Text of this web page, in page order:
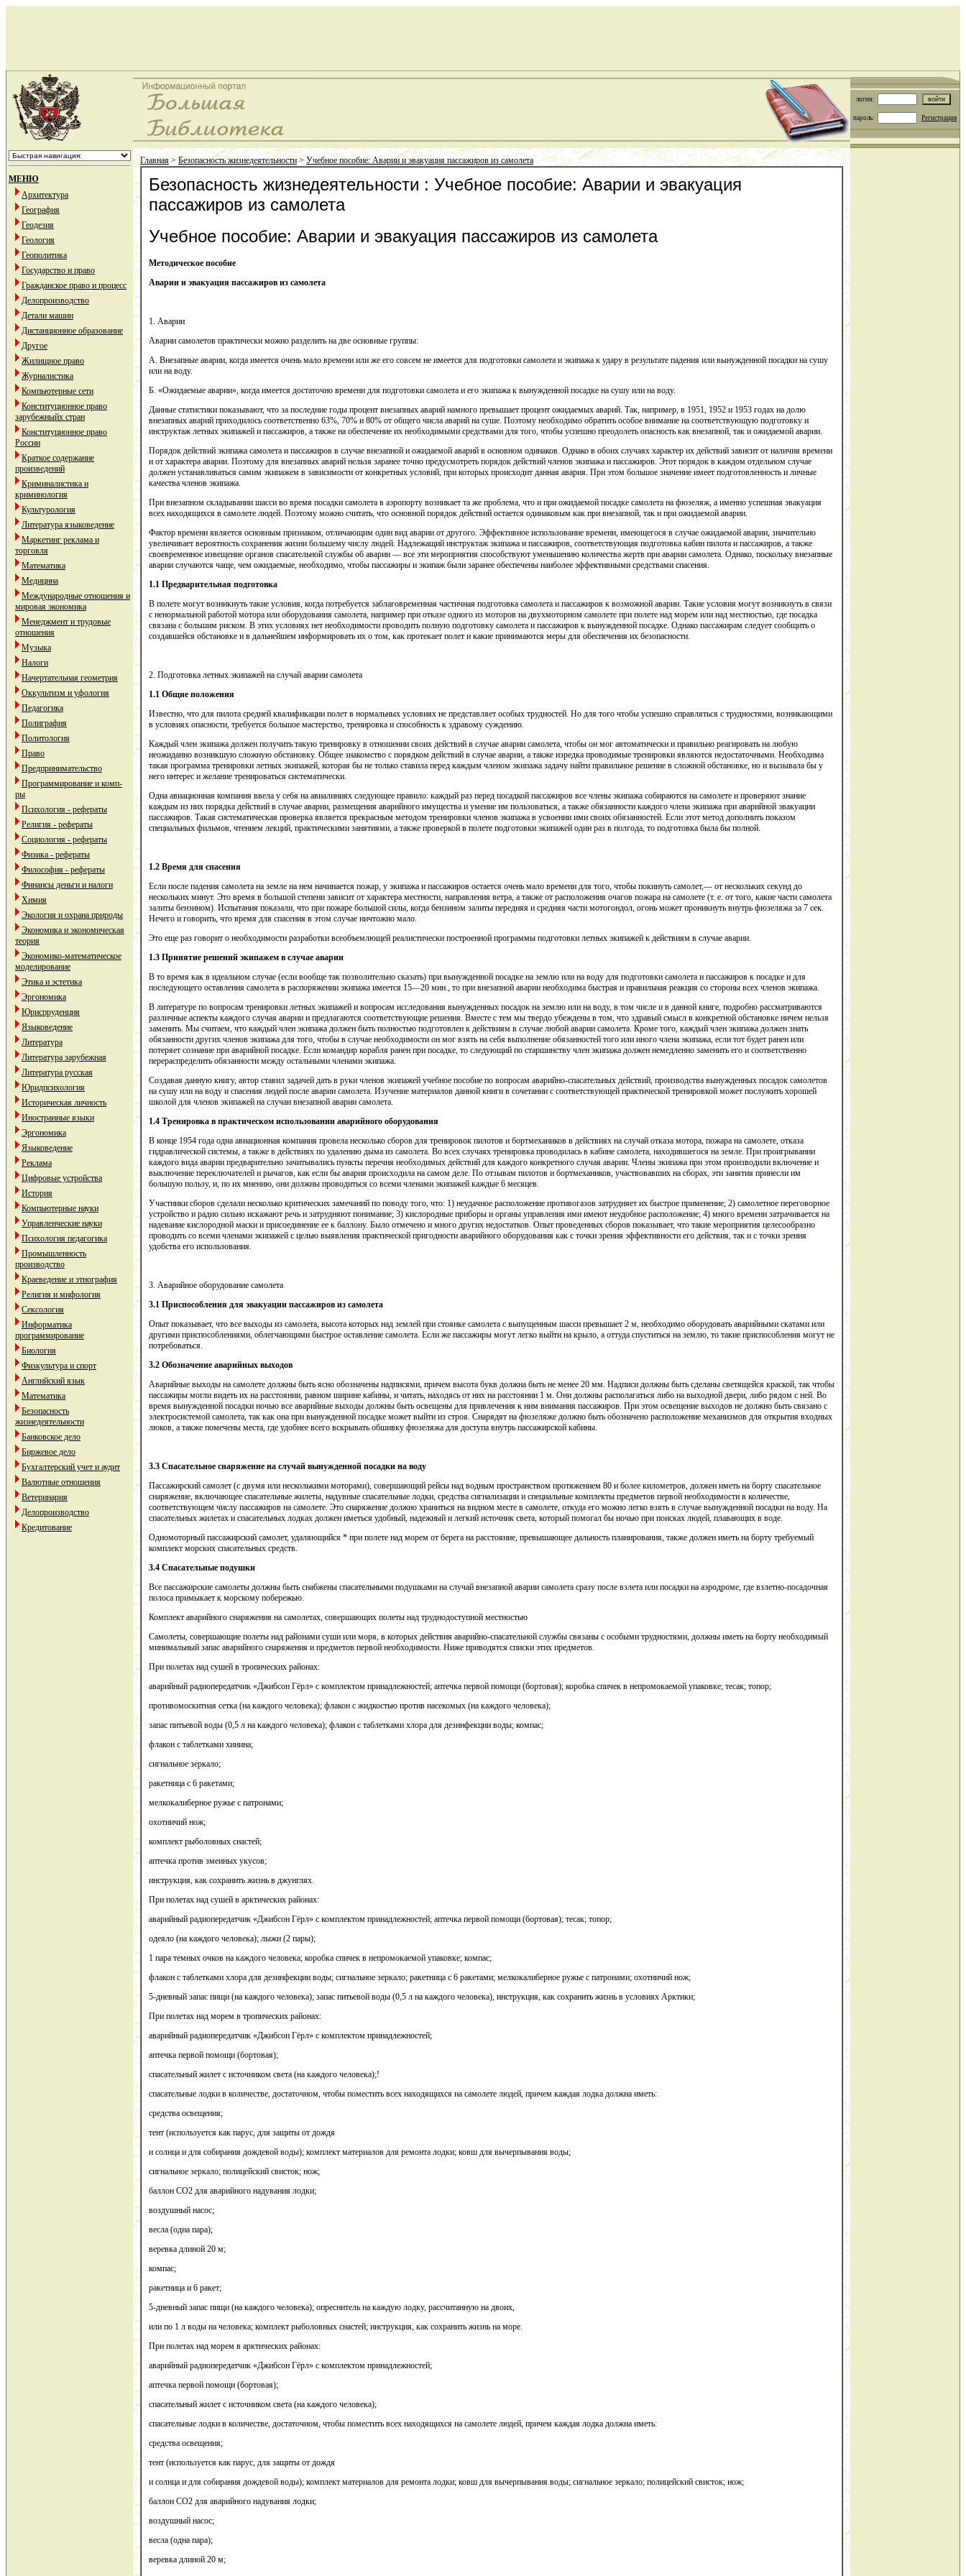
логин:
пароль: Регистрация
МЕНЮ
Архитектура
География
Геодезия
Геология
Геополитика
Государство и право
Гражданское право и процесс
Делопроизводство
Детали машин
Дистанционное образование
Другое
Жилищное право
Журналистика
Компьютерные сети
Конституционное право
зарубежныйх стран
Конституционное право
России
Краткое содержание
произведений
Криминалистика и
криминология
Культурология
Литература языковедение
Маркетинг реклама и
торговля
Математика
Медицина
Международные отношения и
мировая экономика
Менеджмент и трудовые
отношения
Музыка
Налоги
Начертательная геометрия
Оккультизм и уфология
Педагогика
Полиграфия
Политология
Право
Предпринимательство
Программирование и комп-
ры
Психология - рефераты
Религия - рефераты
Социология - рефераты
Физика - рефераты
Философия - рефераты
Финансы деньги и налоги
Химия
Экология и охрана природы
Экономика и экономическая
теория
Экономико-математическое
моделирование
Этика и эстетика
Эргономика
Юриспруденция
Языковедение
Литература
Литература зарубежная
Литература русская
Юридпсихология
Историческая личность
Иностранные языки
Эргономика
Языковедение
Реклама
Цифровые устройства
История
Компьютерные науки
Управленческие науки
Психология педагогика
Промышленность
производство
Краеведение и этнография
Религия и мифология
Сексология
Информатика
программирование
Биология
Физкультура и спорт
Английский язык
Математика
Безопасность
жизнедеятельности
Банковское дело
Биржевое дело
Бухгалтерский учет и аудит
Валютные отношения
Ветеринария
Делопроизводство
Кредитование
Главная>Безопасность жизнедеятельности>Учебное пособие: Аварии и эвакуация пассажиров из самолета
Безопасность жизнедеятельности : Учебное пособие: Аварии и эвакуация
пассажиров из самолета
Учебное пособие: Аварии и эвакуация пассажиров из самолета
Методическое пособие
Аварии и эвакуация пассажиров из самолета
1. Аварии
Аварии самолетов практически можно разделить на две основные группы:
А. Внезапные аварии, когда имеется очень мало времени или же его совсем не имеется для подготовки самолета и экипажа к удару в результате падения или вынужденной посадки на сушу
или на воду.
Б. «Ожидаемые аварии», когда имеется достаточно времени для подготовки самолета и его экипажа к вынужденной посадке на сушу или на воду.
Данные статистики показывают, что за последние годы процент внезапных аварий намного превышает процент ожидаемых аварий. Так, например, в 1951, 1952 и 1953 годах на долю
внезапных аварий приходилось соответственно 63%, 70% и 80% от общего числа аварий на суше. Поэтому необходимо обратить особое внимание на соответствующую подготовку и
инструктаж летных экипажей и пассажиров, а также на обеспечение их необходимыми средствами для того, чтобы успешно преодолеть опасность как внезапной, так и ожидаемой аварии.
Порядок действий экипажа самолета и пассажиров в случае внезапной и ожидаемой аварий в основном одинаков. Однако в обоих случаях характер их действий зависит от наличия времени
и от характера аварии. Поэтому для внезапных аварий нельзя заранее точно предусмотреть порядок действий членов экипажа и пассажиров. Этот порядок в каждом отдельном случае
должен устанавливаться самим экипажем в зависимости от конкретных условий, при которых происходит данная авария. При этом большое значение имеет подготовленность и личные
качества членов экипажа.
При внезапном складывании шасси во время посадки самолета в аэропорту возникает та же проблема, что и при ожидаемой посадке самолета на фюзеляж, а именно успешная эвакуация
всех находящихся в самолете людей. Поэтому можно считать, что основной порядок действий остается одинаковым как при внезапной, так и при ожидаемой аварии.
Фактор времени является основным признаком, отличающим один вид аварии от другого. Эффективное использование времени, имеющегося в случае ожидаемой аварии, значительно
увеличивает вероятность сохранения жизни большему числу людей. Надлежащий инструктаж экипажа и пассажиров, соответствующая подготовка кабин пилота и пассажиров, а также
своевременное извещение органов спасательной службы об аварии — все эти мероприятия способствуют уменьшению количества жертв при аварии самолета. Однако, поскольку внезапные
аварии случаются чаще, чем ожидаемые, необходимо, чтобы пассажиры и экипаж были заранее обеспечены наиболее эффективными средствами спасения.
1.1 Предварительная подготовка
В полете могут возникнуть такие условия, когда потребуется заблаговременная частичная подготовка самолета и пассажиров к возможной аварии. Такие условия могут возникнуть в связи
с ненормальной работой мотора или оборудования самолета, например при отказе одного из моторов на двухмоторном самолете при полете над морем или над местностью, где посадка
связана с большим риском. В этих условиях нет необходимости проводить полную подготовку самолета и пассажиров к вынужденной посадке. Однако пассажирам следует сообщить о
создавшейся обстановке и в дальнейшем информировать их о том, как протекает полет и какие принимаются меры для обеспечения их безопасности.
2. Подготовка летных экипажей на случай аварии самолета
1.1 Общие положения
Известно, что для пилота средней квалификации полет в нормальных условиях не представляет особых трудностей. Но для того чтобы успешно справляться с трудностями, возникающими
в условиях опасности, требуется большое мастерство, тренировка и способность к здравому суждению.
Каждый член экипажа должен получить такую тренировку в отношении своих действий в случае аварии самолета, чтобы он мог автоматически и правильно реагировать на любую
неожиданно возникшую сложную обстановку. Общее знакомство с порядком действий в случае аварии, а также изредка проводимые тренировки являются недостаточными. Необходима
такая программа тренировки летных экипажей, которая бы не только ставила перед каждым членом экипажа задачу найти правильное решение в сложной обстановке, но и вызывала бы у
него интерес и желание тренироваться систематически.
Одна авиационная компания ввела у себя на авиалиниях следующее правило: каждый раз перед посадкой пассажиров все члены экипажа собираются на самолете и проверяют знание
каждым из них порядка действий в случае аварии, размещения аварийного имущества и умение им пользоваться, а также обязанности каждого члена экипажа при аварийной эвакуации
пассажиров. Такая систематическая проверка является прекрасным методом тренировки членов экипажа в усвоении ими своих обязанностей. Если этот метод дополнить показом
специальных фильмов, чтением лекций, практическими занятиями, а также проверкой в полете подготовки экипажей один раз в полгода, то подготовка была бы полной.
1.2 Время для спасения
Если после падения самолета на земле на нем начинается пожар, у экипажа и пассажиров остается очень мало времени для того, чтобы покинуть самолет,— от нескольких секунд до
нескольких минут. Это время в большой степени зависит от характера местности, направления ветра, а также от расположения очагов пожара на самолете (т. е. от того, какие части самолета
залиты бензином). Испытания показали, что при пожаре большой силы, когда бензином залиты передняя и средняя части мотогондол, огонь может проникнуть внутрь фюзеляжа за 7 сек.
Нечего и говорить, что время для спасения в этом случае ничтожно мало.
Это еще раз говорит о необходимости разработки всеобъемлющей реалистически построенной программы подготовки летных экипажей к действиям в случае аварии.
1.3 Принятие решений экипажем в случае аварии
В то время как в идеальном случае (если вообще так позволительно сказать) при вынужденной посадке на землю или на воду для подготовки самолета и пассажиров к посадке и для
последующего оставления самолета в распоряжении экипажа имеется 15—20 мин., то при внезапной аварии необходима быстрая и правильная реакция со стороны всех членов экипажа.
В литературе по вопросам тренировки летных экипажей и вопросам исследования вынужденных посадок на землю или на воду, в том числе и в данной книге, подробно рассматриваются
различные аспекты каждого случая аварии и предлагаются соответствующие решения. Вместе с тем мы твердо убеждены в том, что здравый смысл в конкретной обстановке ничем нельзя
заменить. Мы считаем, что каждый член экипажа должен быть полностью подготовлен к действиям в случае любой аварии самолета. Кроме того, каждый член экипажа должен знать
обязанности других членов экипажа для того, чтобы в случае необходимости он мог взять на себя выполнение обязанностей того или иного члена экипажа, если тот будет ранен или
потеряет сознание при аварийной посадке. Если командир корабля ранен при посадке, то следующий по старшинству член экипажа должен немедленно заменить его и соответственно
перераспределить обязанности между остальными членами экипажа.
Создавая данную книгу, автор ставил задачей дать в руки членов экипажей учебное пособие по вопросам аварийно-спасательных действий, производства вынужденных посадок самолетов
на сушу или на воду и спасения людей после аварии самолета. Изучение материалов данной книги в сочетании с соответствующей практической тренировкой может послужить хорошей
школой для членов экипажей на случаи внезапной аварии самолета.
1.4 Тренировка в практическом использовании аварийного оборудования
В конце 1954 года одна авиационная компания провела несколько сборов для тренировок пилотов и бортмехаников в действиях на случай отказа мотора, пожара на самолете, отказа
гидравлической системы, а также в действиях по удалению дыма из самолета. Во всех случаях тренировка проводилась в кабине самолета, находившегося на земле. При проигрывании
каждого вида аварии предварительно зачитывались пункты перечня необходимых действий для каждого конкретного случая аварии. Члены экипажа при этом производили включение и
выключение переключателей и рычагов, как если бы авария происходила на самом деле. По отзывам пилотов и бортмехаников, участвовавших на сборах, эти занятия принесли им
большую пользу, и, по их мнению, они должны проводиться со всеми членами экипажей каждые 6 месяцев.
Участники сборов сделали несколько критических замечаний по поводу того, что: 1) неудачное расположение противогазов затрудняет их быстрое применение; 2) самолетное переговорное
устройство и радио сильно искажают речь и затрудняют понимание; 3) кислородные приборы и органы управления ими имеют неудобное расположение; 4) много времени затрачивается на
надевание кислородной маски и присоединение ее к баллону. Было отмечено и много других недостатков. Опыт проведенных сборов показывает, что такие мероприятия целесообразно
проводить со всеми членами экипажей с целью выявления практической пригодности аварийного оборудования как с точки зрения эффективности его действия, так и с точки зрения
удобства его использования.
3. Аварийное оборудование самолета
3.1 Приспособления для эвакуации пассажиров из самолета
Опыт показывает, что все выходы из самолета, высота которых над землей при стоянке самолета с выпущенным шасси превышает 2 м, необходимо оборудовать аварийными скатами или
другими приспособлениями, облегчающими быстрое оставление самолета. Если же пассажиры могут легко выйти на крыло, а оттуда спуститься на землю, то такие приспособления могут не
потребоваться.
3.2 Обозначение аварийных выходов
Аварийные выходы на самолете должны быть ясно обозначены надписями, причем высота букв должна быть не менее 20 мм. Надписи должны быть сделаны светящейся краской, так чтобы
пассажиры могли видеть их на расстоянии, равном ширине кабины, и читать, находясь от них на расстоянии 1 м. Они должны располагаться либо на выходной двери, либо рядом с ней. Во
время вынужденной посадки ночью все аварийные выходы должны быть освещены для привлечения к ним внимания пассажиров. При этом освещение выходов не должно быть связано с
электросистемой самолета, так как она при вынужденной посадке может выйти из строя. Снарядят на фюзеляже должно быть обозначено расположение механизмов для открытия входных
люков, а также помечены места, где удобнее всего вскрывать обшивку фюзеляжа для доступа внутрь пассажирской кабины.
3.3 Спасательное снаряжение на случай вынужденной посадки на воду
Пассажирский самолет (с двумя или несколькими моторами), совершающий рейсы над водным пространством протяжением 80 и более километров, должен иметь на борту спасательное
снаряжение, включающее спасательные жилеты, надувные спасательные лодки, средства сигнализации и специальные комплекты предметов первой необходимости в количестве,
соответствующем числу пассажиров на самолете. Это снаряжение должно храниться на видном месте в самолете, откуда его можно легко взять в случае вынужденной посадки на воду. На
спасательных жилетах и спасательных лодках должен иметься удобный, надежный и легкий источник света, который помогал бы ночью при поисках людей, плавающих в воде.
Одномоторный пассажирский самолет, удаляющийся * при полете над морем от берега на расстояние, превышающее дальность планирования, также должен иметь на борту требуемый
комплект морских спасательных средств.
3.4 Спасательные подушки
Все пассажирские самолеты должны быть снабжены спасательными подушками на случай внезапной аварии самолета сразу после взлета или посадки на аэродроме, где взлетно-посадочная
полоса примыкает к морскому побережью.
Комплект аварийного снаряжения на самолетах, совершающих полеты над труднодоступной местностью
Самолеты, совершающие полеты над районами суши или моря, в которых действия аварийно-спасательной службы связаны с особыми трудностями, должны иметь на борту необходимый
минимальный запас аварийного снаряжения и предметов первой необходимости. Ниже приводятся списки этих предметов.
При полетах над сушей в тропических районах:
аварийный радиопередатчик «Джибсон Гёрл» с комплектом принадлежностей; аптечка первой помощи (бортовая); коробка спичек в непромокаемой упаковке; тесак; топор;
противомоскитная сетка (на каждого человека); флакон с жидкостью против насекомых (на каждого человека);
запас питьевой воды (0,5 л на каждого человека); флакон с таблетками хлора для дезинфекции воды; компас;
флакон с таблетками хинина;
сигнальное зеркало;
ракетница с 6 ракетами;
мелкокалиберное ружье с патронами;
охотничий нож;
комплект рыболовных снастей;
аптечка против змеиных укусов;
инструкция, как сохранить жизнь в джунглях.
При полетах над сушей в арктических районах:
аварийный радиопередатчик «Джибсон Гёрл» с комплектом принадлежностей; аптечка первой помощи (бортовая); тесак; топор;
одеяло (на каждого человека); лыжи (2 пары);
1 пара темных очков на каждого человека; коробка спичек в непромокаемой упаковке; компас;
флакон с таблетками хлора для дезинфекции воды; сигнальное зеркало; ракетница с 6 ракетами; мелкокалиберное ружье с патронами; охотничий нож;
5-дневный запас пищи (на каждого человека); запас питьевой воды (0,5 л на каждого человека), инструкция, как сохранить жизнь в условиях Арктики;
При полетах над морем в тропических районах:
аварийный радиопередатчик «Джибсон Гёрл» с комплектом принадлежностей;
аптечка первой помощи (бортовая);
спасательный жилет с источником света (на каждого человека);!
спасательные лодки в количестве, достаточном, чтобы поместить всех находящихся на самолете людей, причем каждая лодка должна иметь:
средства освещения;
тент (используется как парус, для защиты от дождя
и солнца и для собирания дождевой воды); комплект материалов для ремонта лодки; ковш для вычерпывания воды;
сигнальное зеркало; полицейский свисток; нож;
баллон СО2 для аварийного надувания лодки;
воздушный насос;
весла (одна пара);
веревка длиной 20 м;
компас;
ракетница и 6 ракет;
5-дневный запас пищи (на каждого человека); опреснитель на каждую лодку, рассчитанную на двоих,
или по 1 л воды на человека; комплект рыболовных снастей; инструкция, как сохранить жизнь на море.
При полетах над морем в арктических районах:
аварийный радиопередатчик «Джибсон Гёрл» с комплектом принадлежностей;
аптечка первой помощи (бортовая);
спасательный жилет с источником света (на каждого человека);
спасательные лодки в количестве, достаточном, чтобы поместить всех находящихся на самолете людей, причем каждая лодка должна иметь:
средства освещения;
тент (используется как парус, для защиты от дождя
и солнца и для собирания дождевой воды); комплект материалов для ремонта лодки; ковш для вычерпывания воды; сигнальное зеркало; полицейский свисток; нож;
баллон СО2 для аварийного надувания лодки;
воздушный насос;
весла (одна пара);
веревка длиной 20 м;